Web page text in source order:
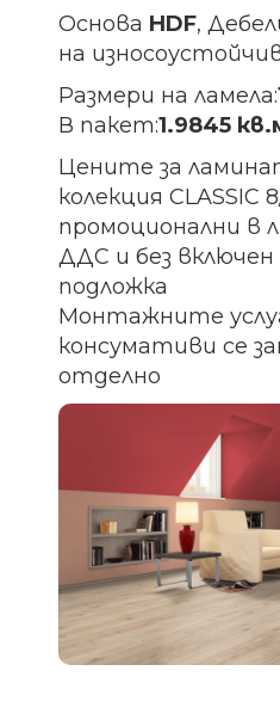
Основа HDF,
на
Размери на ламела:
В пакет:1.9845
Цените за
колекция CLASSIC
промоционални в
ДДС и без
подложка
Монтажните
консумативи се
отделно